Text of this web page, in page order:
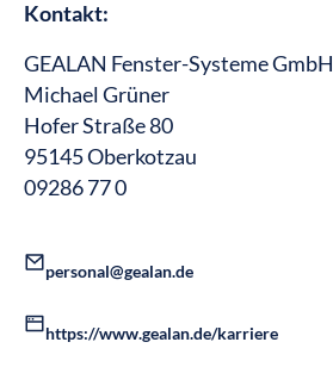
Kontakt:
GEALAN Fenster-Systeme GmbH
Michael Grüner
Hofer Straße 80
95145 Oberkotzau
09286 77 0
personal@gealan.de
https://www.gealan.de/karriere